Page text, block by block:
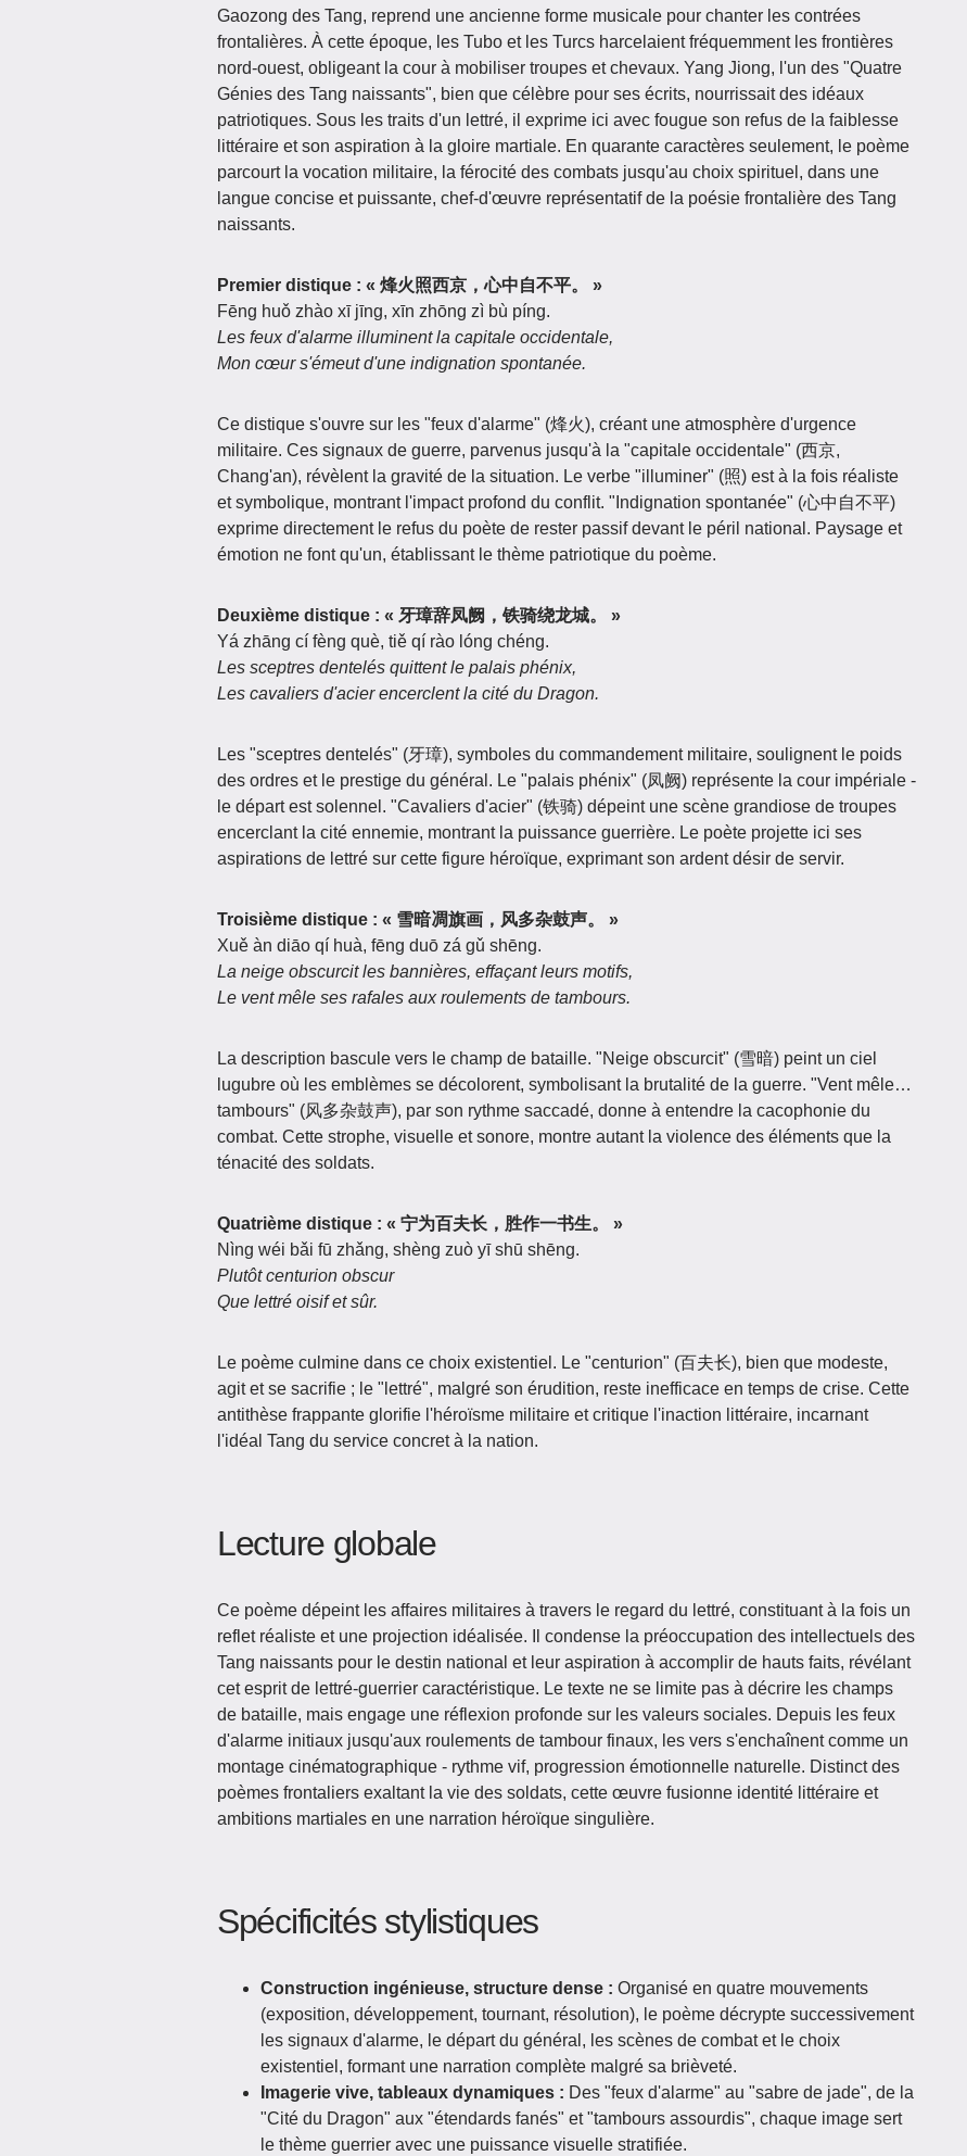
Gaozong des Tang, reprend une ancienne forme musicale pour chanter les contrées
frontalières. À cette époque, les Tubo et les Turcs harcelaient fréquemment les frontières
nord-ouest, obligeant la cour à mobiliser troupes et chevaux. Yang Jiong, l'un des "Quatre
Génies des Tang naissants", bien que célèbre pour ses écrits, nourrissait des idéaux
patriotiques. Sous les traits d'un lettré, il exprime ici avec fougue son refus de la faiblesse
littéraire et son aspiration à la gloire martiale. En quarante caractères seulement, le poème
parcourt la vocation militaire, la férocité des combats jusqu'au choix spirituel, dans une
langue concise et puissante, chef-d'œuvre représentatif de la poésie frontalière des Tang
naissants.
Premier distique : « 烽火照西京，心中自不平。 »
Fēng huǒ zhào xī jīng, xīn zhōng zì bù píng.
Les feux d'alarme illuminent la capitale occidentale,
Mon cœur s'émeut d'une indignation spontanée.
Ce distique s'ouvre sur les "feux d'alarme" (烽火), créant une atmosphère d'urgence
militaire. Ces signaux de guerre, parvenus jusqu'à la "capitale occidentale" (西京,
Chang'an), révèlent la gravité de la situation. Le verbe "illuminer" (照) est à la fois réaliste
et symbolique, montrant l'impact profond du conflit. "Indignation spontanée" (心中自不平)
exprime directement le refus du poète de rester passif devant le péril national. Paysage et
émotion ne font qu'un, établissant le thème patriotique du poème.
Deuxième distique : « 牙璋辞凤阙，铁骑绕龙城。 »
Yá zhāng cí fèng què, tiě qí rào lóng chéng.
Les sceptres dentelés quittent le palais phénix,
Les cavaliers d'acier encerclent la cité du Dragon.
Les "sceptres dentelés" (牙璋), symboles du commandement militaire, soulignent le poids
des ordres et le prestige du général. Le "palais phénix" (凤阙) représente la cour impériale -
le départ est solennel. "Cavaliers d'acier" (铁骑) dépeint une scène grandiose de troupes
encerclant la cité ennemie, montrant la puissance guerrière. Le poète projette ici ses
aspirations de lettré sur cette figure héroïque, exprimant son ardent désir de servir.
Troisième distique : « 雪暗凋旗画，风多杂鼓声。 »
Xuě àn diāo qí huà, fēng duō zá gǔ shēng.
La neige obscurcit les bannières, effaçant leurs motifs,
Le vent mêle ses rafales aux roulements de tambours.
La description bascule vers le champ de bataille. "Neige obscurcit" (雪暗) peint un ciel
lugubre où les emblèmes se décolorent, symbolisant la brutalité de la guerre. "Vent mêle…
tambours" (风多杂鼓声), par son rythme saccadé, donne à entendre la cacophonie du
combat. Cette strophe, visuelle et sonore, montre autant la violence des éléments que la
ténacité des soldats.
Quatrième distique : « 宁为百夫长，胜作一书生。 »
Nìng wéi bǎi fū zhǎng, shèng zuò yī shū shēng.
Plutôt centurion obscur
Que lettré oisif et sûr.
Le poème culmine dans ce choix existentiel. Le "centurion" (百夫长), bien que modeste,
agit et se sacrifie ; le "lettré", malgré son érudition, reste inefficace en temps de crise. Cette
antithèse frappante glorifie l'héroïsme militaire et critique l'inaction littéraire, incarnant
l'idéal Tang du service concret à la nation.
Lecture globale​
Ce poème dépeint les affaires militaires à travers le regard du lettré, constituant à la fois un
reflet réaliste et une projection idéalisée. Il condense la préoccupation des intellectuels des
Tang naissants pour le destin national et leur aspiration à accomplir de hauts faits, révélant
cet esprit de lettré-guerrier caractéristique. Le texte ne se limite pas à décrire les champs
de bataille, mais engage une réflexion profonde sur les valeurs sociales. Depuis les feux
d'alarme initiaux jusqu'aux roulements de tambour finaux, les vers s'enchaînent comme un
montage cinématographique - rythme vif, progression émotionnelle naturelle. Distinct des
poèmes frontaliers exaltant la vie des soldats, cette œuvre fusionne identité littéraire et
ambitions martiales en une narration héroïque singulière.
Spécificités stylistiques
Construction ingénieuse, structure dense : Organisé en quatre mouvements
(exposition, développement, tournant, résolution), le poème décrypte successivement
les signaux d'alarme, le départ du général, les scènes de combat et le choix
existentiel, formant une narration complète malgré sa brièveté.
Imagerie vive, tableaux dynamiques : Des "feux d'alarme" au "sabre de jade", de la
"Cité du Dragon" aux "étendards fanés" et "tambours assourdis", chaque image sert
le thème guerrier avec une puissance visuelle stratifiée.